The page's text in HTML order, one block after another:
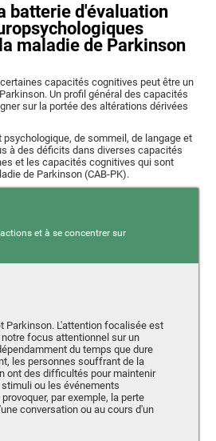
batterie d'évaluation
maladie de Parkinson
capacités cognitives peut être un
Un profil général des capacités
sur la portée des altérations dérivées
de sommeil, de langage et
à des déficits dans diverses capacités
et les capacités cognitives qui sont
de Parkinson (CAB-PK).
et à se concentrer sur
Parkinson. L'attention focalisée est
focus attentionnel sur un
du temps que dure
les personnes souffrant de la
ont des difficultés pour maintenir
ou les événements
par exemple, la perte
conversation ou au cours d'un